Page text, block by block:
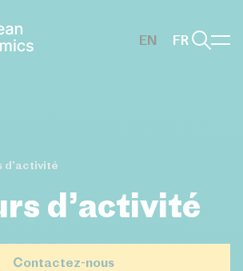
EN
FR
d’activité
d’activité
Contactez-nous